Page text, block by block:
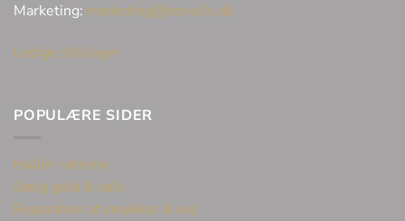
Marketing: marketing@bonells.dk
Ledige stillinger
POPULÆRE SIDER
Huller i ørerne
Sælg guld & sølv
Reparation af smykker & ure